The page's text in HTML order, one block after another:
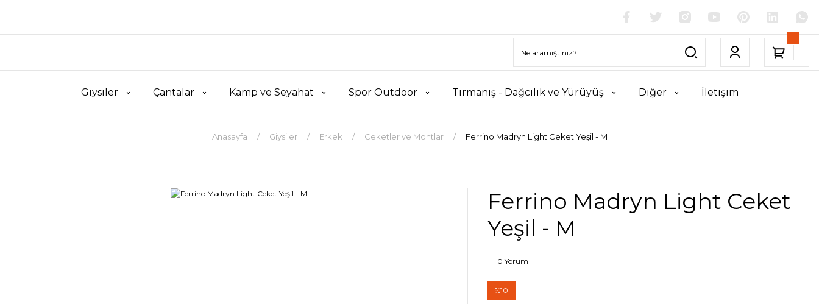
Giysiler Çantalar Kamp ve Seyahat Spor Outdoor Tırmanış - Dağcılık ve Yürüyüş Diğer İletişim
Anasayfa Giysiler Erkek Ceketler ve Montlar Ferrino Madryn Light Ceket Yeşil - M
Ferrino Madryn Light Ceket
Yeşil - M
0 Yorum
%10